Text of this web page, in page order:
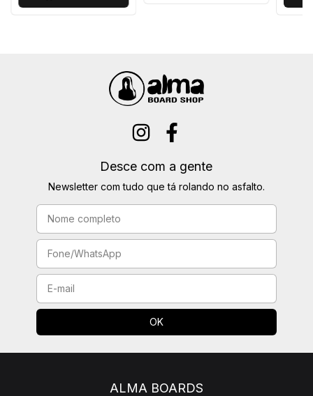
Desce com a gente
Newsletter com tudo que tá rolando no asfalto.
ALMA BOARDS